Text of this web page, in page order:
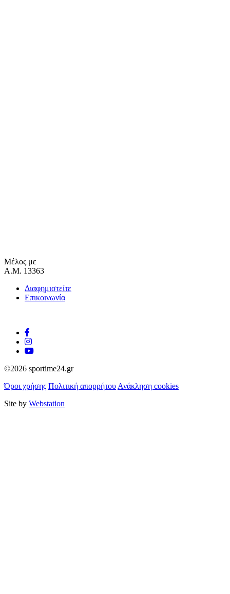
Μέλος με
Α.Μ. 13363
Διαφημιστείτε
Επικοινωνία
©2026 sportime24.gr
Όροι χρήσης Πολιτική απορρήτου Ανάκληση cookies
Site by Webstation